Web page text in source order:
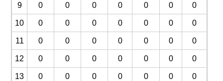
9 0 0 0 0 0 0 0
10 0 0 0 0 0 0 0
11 0 0 0 0 0 0 0
12 0 0 0 0 0 0 0
13 0 0 0 0 0 0 0